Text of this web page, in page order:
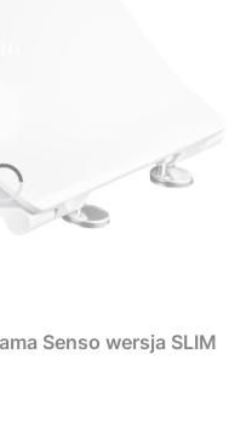
Senso wersja SLIM